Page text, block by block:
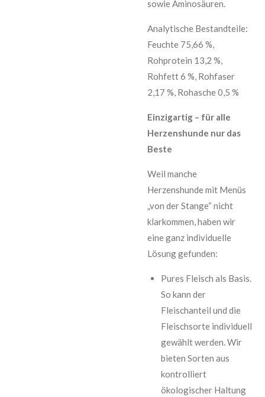
sowie Aminosäuren.
Analytische Bestandteile:
Feuchte 75,66 %,
Rohprotein 13,2 %,
Rohfett 6 %, Rohfaser
2,17 %, Rohasche 0,5 %
Einzigartig – für alle
Herzenshunde nur das
Beste
Weil manche
Herzenshunde mit Menüs
„von der Stange“ nicht
klarkommen, haben wir
eine ganz individuelle
Lösung gefunden:
Pures Fleisch als Basis.
So kann der
Fleischanteil und die
Fleischsorte individuell
gewählt werden. Wir
bieten Sorten aus
kontrolliert
ökologischer Haltung